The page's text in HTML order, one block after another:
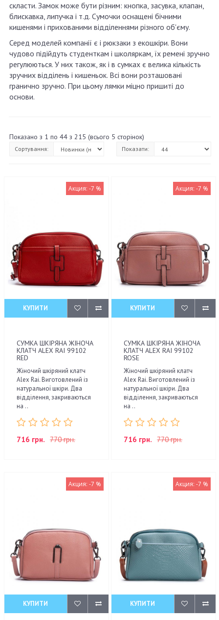
скласти. Замок може бути різним: кнопка, засувка, клапан,
блискавка, липучка і т.д. Сумочки оснащені бічними
кишенями і прихованими відділеннями різного об'єму.
Серед моделей компанії є і рюкзаки з екошкіри. Вони
чудово підійдуть студенткам і школяркам, їх ремені зручно
регулюються. У них також, як і в сумках є велика кількість
зручних відділень і кишеньок. Всі вони розташовані
гранично зручно. При цьому лямки міцно пришиті до
основи.
Показано з 1 по 44 з 215 (всього 5 сторінок)
Сортування: Показати:
Акция: -7 %
КУПИТИ
СУМКА ШКІРЯНА ЖІНОЧА
КЛАТЧ ALEX RAI 99102
RED
Жіночий шкіряний клатч
Alex Rai. Виготовлений із
натуральної шкіри. Два
відділення, закриваються
на ..
716 грн. 770 грн.
Акция: -7 %
КУПИТИ
СУМКА ШКІРЯНА ЖІНОЧА
КЛАТЧ ALEX RAI 99102
ROSE
Жіночий шкіряний клатч
Alex Rai. Виготовлений із
натуральної шкіри. Два
відділення, закриваються
на ..
716 грн. 770 грн.
Акция: -7 %
КУПИТИ
Акция: -7 %
КУПИТИ